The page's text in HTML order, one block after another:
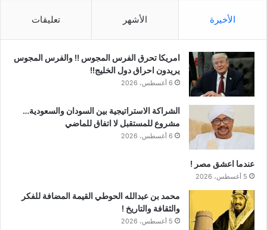
الأخيرة الأشهر تعليقات
امريكا تحرق الفرس المجوس !! والفرس المجوس
يريدون احراق دول الخليج!!
6 أغسطس، 2026
الشراكة الاستراتيجية بين السودان والسعودية…
مشروع للمستقبل لا اتفاق للماضي
6 أغسطس، 2026
عندما اعشق مصر !
5 أغسطس، 2026
محمد بن عبدالله الحوطي القيمة المضافة للفكر
والثقافة والتاريخ !
5 أغسطس، 2026